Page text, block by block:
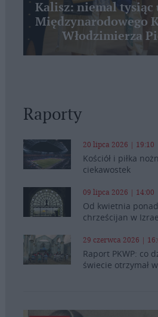
Kalisz: niemal tysiąc
Międzynarodowego
Włodzimierza
Raporty
20 lipca 2026 | 19:10
Kościół i piłka
ciekawostek
09 lipca 2026 | 14:00
Od kwietnia
chrześcijan w
29 czerwca 2026 |
Raport PKWP: co
świecie otrzymał